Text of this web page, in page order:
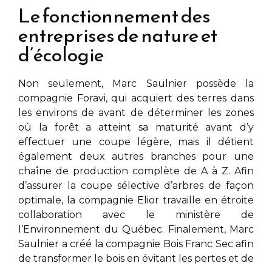
Le fonctionnement des
entreprises de nature et
d’écologie
Non seulement, Marc Saulnierpossède la
compagnie Foravi, qui acquiert des terres dans
les environs deavant de déterminer les zones
où la forêt a atteint sa maturité avant d’y
effectuer une coupe légère, mais il détient
également deux autres branches pour une
chaîne de production complète de A à Z. Afin
d’assurer la coupe sélective d’arbres de façon
optimale, la compagnie Elior travaille en étroite
collaboration avec le ministère de
l’Environnement du Québec. Finalement, Marc
Saulnier a créé la compagnie Bois Franc Sec afin
de transformer le bois en évitant les pertes et de